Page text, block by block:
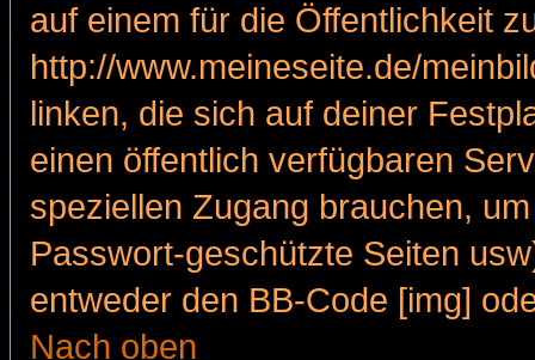
auf einem für die Öffentlichkeit
http://www.meineseite.de/
linken, die sich auf deiner
einen öffentlich verfügbaren
speziellen Zugang brauchen,
Passwort-geschützte Seiten
entweder den BB-Code [img]
Nach oben